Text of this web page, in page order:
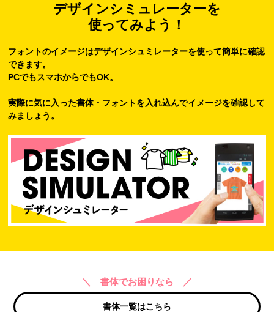
デザインシミュレーターを
使ってみよう！
フォントのイメージはデザインシュミレーターを使って簡単に確認
できます。
PCでもスマホからでもOK。
実際に気に入った書体・フォントを入れ込んでイメージを確認して
みましょう。
＼ 書体でお困りなら ／
書体一覧はこちら